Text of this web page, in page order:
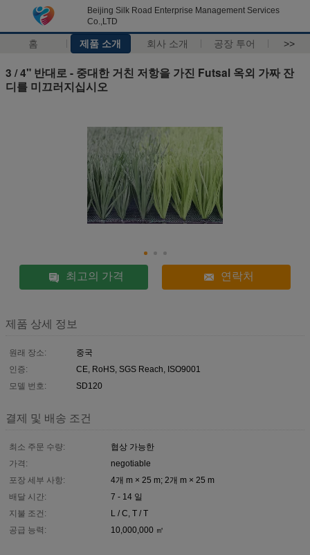
Beijing Silk Road Enterprise Management Services
Co.,LTD
홈 제품 소개 회사 소개 공장 투어 >>
3 / 4" 반대로 - 중대한 거친 저항을 가진 Futsal 옥외 가짜 잔
디를 미끄러지십시오
최고의 가격 연락처
제품 상세 정보
원래 장소:
중국
인증:
CE, RoHS, SGS Reach, ISO9001
모델 번호:
SD120
결제 및 배송 조건
최소 주문 수량:
협상 가능한
가격:
negotiable
포장 세부 사항:
4개 m × 25 m; 2개 m × 25 m
배달 시간:
7 - 14 일
지불 조건:
L / C, T / T
공급 능력:
10,000,000 ㎡